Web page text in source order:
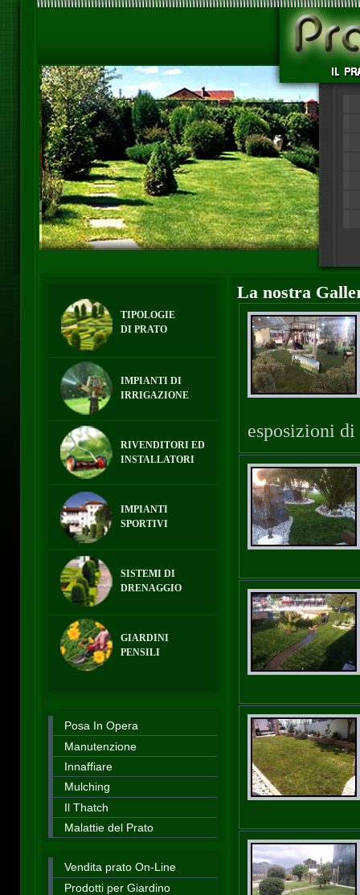
TIPOLOGIE
DI PRATO
IMPIANTI DI
IRRIGAZIONE
RIVENDITORI ED
INSTALLATORI
IMPIANTI
SPORTIVI
SISTEMI DI
DRENAGGIO
GIARDINI
PENSILI
Posa In Opera
Manutenzione
Innaffiare
Mulching
Il Thatch
Malattie del Prato
Vendita prato On-Line
Prodotti per Giardino
La nostra
esposizioni